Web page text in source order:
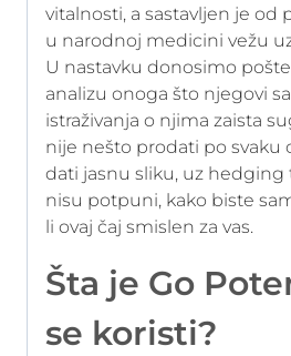
vitalnosti, a sastavljen je od
u narodnoj medicini vežu
U nastavku donosimo
analizu onoga što njegovi
istraživanja o njima zaista
nije nešto prodati po svaku
dati jasnu sliku, uz hedging
nisu potpuni, kako biste
li ovaj čaj smislen za vas.
Šta je Go
se koristi?